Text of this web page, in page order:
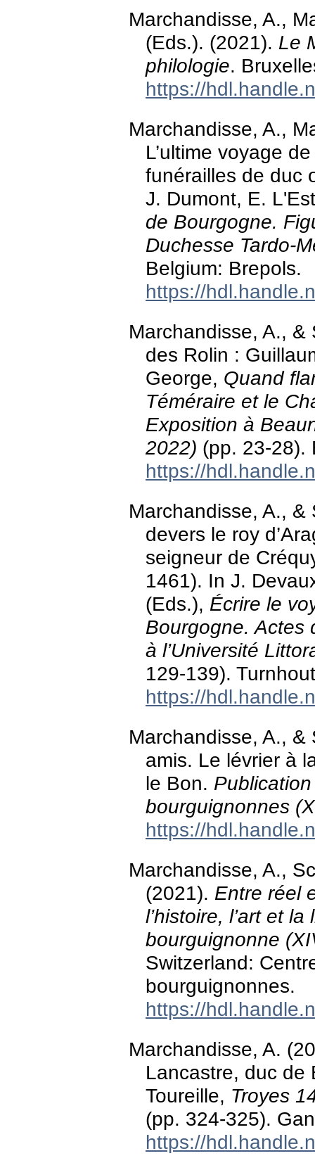
Marchandisse, A.,
(Eds.). (2021). Le
philologie.
https://
Marchandisse, A.,
L’ultime voyage
funérailles de duc
J. Dumont, E.
de Bourgogne.
Duchesse Tardo-
Belgium: Brepols.
https://
Marchandisse, A.,
des Rolin :
George, Quand
Téméraire et le
Exposition à
2022) (pp. 23-28).
https://
Marchandisse, A.,
devers le roy
seigneur de
1461). In J.
(Eds.), Écrire le
Bourgogne. Actes
à l’Université
129-139).
https://
Marchandisse, A.,
amis. Le lévrier à
le Bon.
bourguignonnes
https://
Marchandisse, A.,
(2021). Entre réel
l’histoire, l’art et
bourguignonne
Switzerland:
bourguignonnes.
https://
Marchandisse, A.
Lancastre, duc de
Toureille, Troyes
(pp. 324-325).
https://